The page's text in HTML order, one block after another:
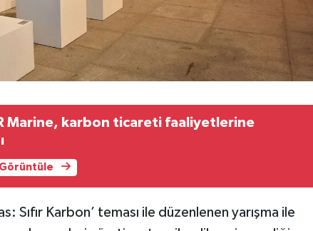
Marine, karbon ticareti faaliyetlerine
Sıfır Karbon’ teması ile düzenlenen yarışma ile